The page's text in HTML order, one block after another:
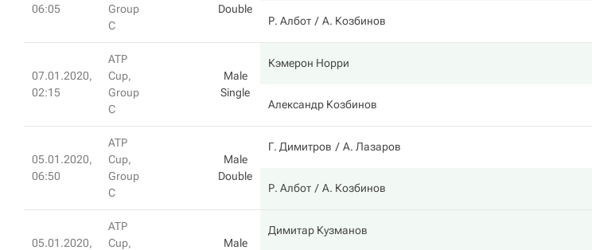
06:05
Group
C
Double
Р. Албот А. Козбинов
07.01.2020,
02:15
ATP
Cup,
Group
C
Male
Single
Кэмерон Норри
Александр Козбинов
05.01.2020,
06:50
ATP
Cup,
Group
C
Male
Double
Г. Димитров А. Лазаров
Р. Албот А. Козбинов
05.01.2020,
ATP
Cup,
Male
Димитар Кузманов